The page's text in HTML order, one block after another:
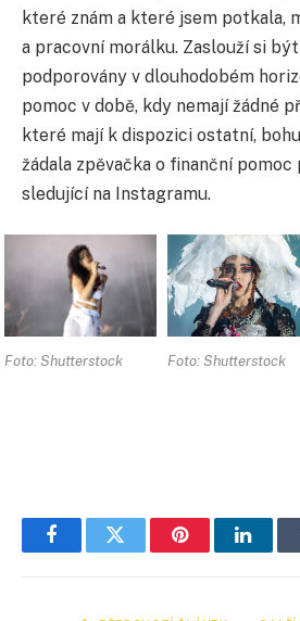
které znám a které jsem potkala,
a pracovní morálku. Zaslouží si
podporovány v dlouhodobém
pomoc v době, kdy nemají žádné
které mají k dispozici ostatní,
žádala zpěvačka o finanční
sledující na Instagramu.
Foto: Shutterstock Foto: Shutterstock
FacebookTwitter Pinterest